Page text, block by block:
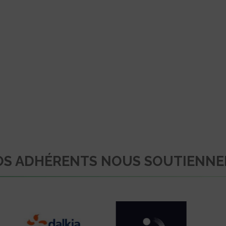
ADHÉRENTS NOUS